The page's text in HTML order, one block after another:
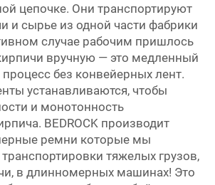
цепочке. Они транспортируют
и сырье из одной части фабрики
случае рабочим пришлось
вручную — это медленный
без конвейерных лент.
устанавливаются, чтобы
и монотонность
BEDROCK производит
ремни которые мы
тяжелых грузов,
в длинномерных машинах! Это